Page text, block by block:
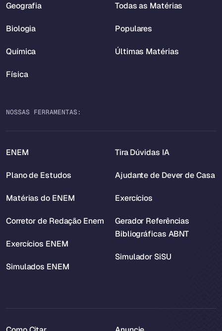
Geografia
Biologia
Química
Física
Todas as Matérias
Populares
Últimas Matérias
NOSSAS FERRAMENTAS:
ENEM
Plano de Estudos
Matérias do ENEM
Corretor de Redação Enem
Exercícios ENEM
Simulados ENEM
Tira Dúvidas IA
Ajudante de Dever de Casa
Exercícios
Gerador Referências
Bibliográficas ABNT
Simulador SiSU